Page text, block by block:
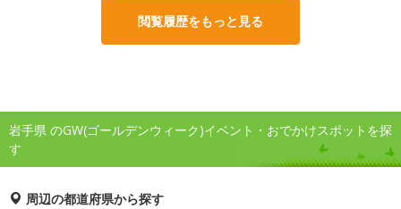
閲覧履歴をもっと見る
岩手県 のGW(ゴールデンウィーク)イベント・おでかけスポットを探
す
周辺の都道府県から探す